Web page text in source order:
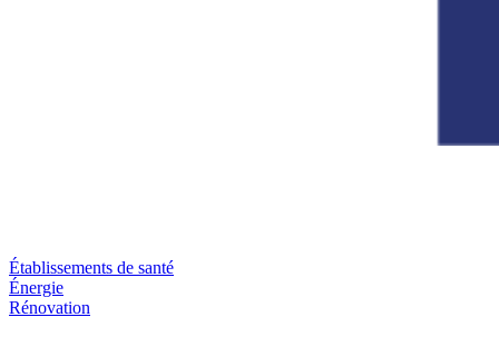
Établissements de santé
Énergie
Rénovation